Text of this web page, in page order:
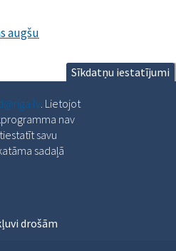
augšu
Sīkdatņu iestatījumi
. Lietojot
nav
savu
sadaļā
drošām